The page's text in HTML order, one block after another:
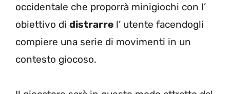
occidentale che proporrà minigiochi con l’
obiettivo di distrarre l’ utente facendogli
compiere una serie di movimenti in un
contesto giocoso.